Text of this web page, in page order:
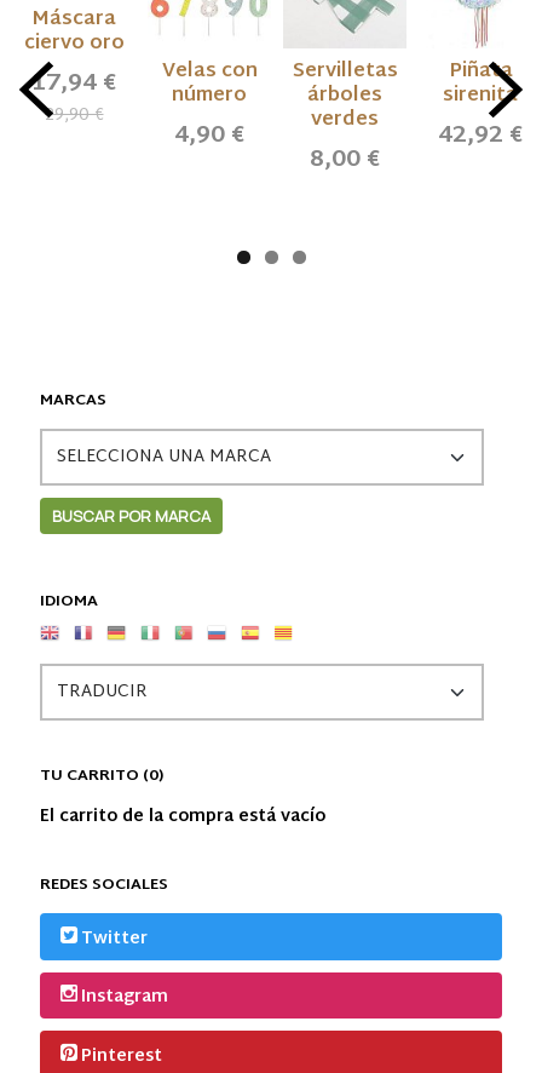
MARCAS
IDIOMA
TU CARRITO (0)
El carrito de la compra está vacío
REDES SOCIALES
Twitter
Instagram
Pinterest
Máscara
ciervo oro
17,94 €
29,90 €
Velas con
número
4,90 €
Servilletas
árboles
verdes
8,00 €
Piñata
sirenita
42,92 €